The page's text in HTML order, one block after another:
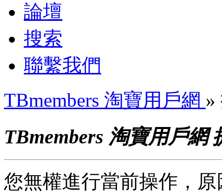
論壇
搜索
聯繫我們
TBmembers 淘寶用戶網 »
TBmembers 淘寶用戶網
您無權進行當前操作，